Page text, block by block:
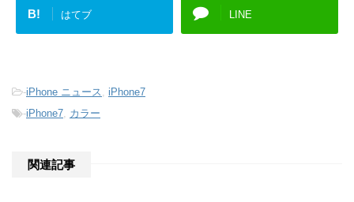
B! はてブ LINE
-iPhone ニュース
iPhone7
-iPhone7 カラー
関連記事